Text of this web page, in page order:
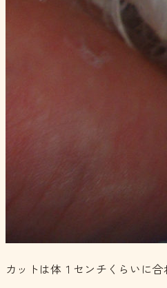
カットは体１センチくらいに合